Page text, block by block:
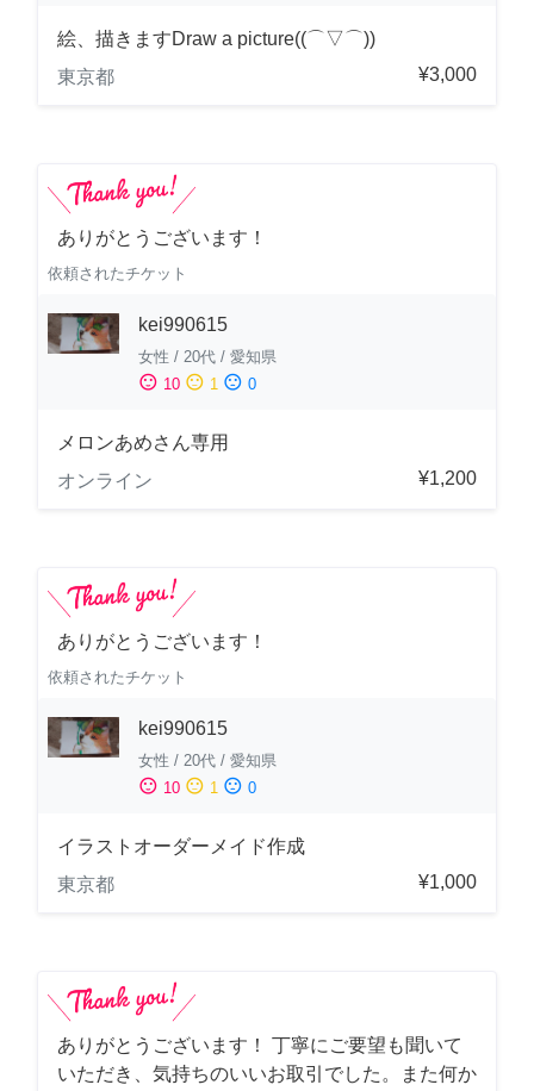
絵、描きますDraw a picture((⌒▽⌒))
東京都
¥3,000
ありがとうございます！
依頼されたチケット
kei990615
女性 / 20代 / 愛知県
sentiment_satisfied 10 sentiment_neutral 1 sentiment_dissatisfied 0
メロンあめさん専用
オンライン
¥1,200
ありがとうございます！
依頼されたチケット
kei990615
女性 / 20代 / 愛知県
sentiment_satisfied 10 sentiment_neutral 1 sentiment_dissatisfied 0
イラストオーダーメイド作成
東京都
¥1,000
ありがとうございます！ 丁寧にご要望も聞いて
いただき、気持ちのいいお取引でした。また何か